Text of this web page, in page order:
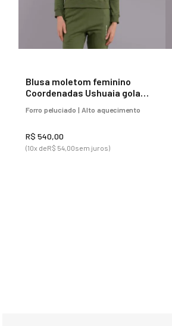
Blusa moletom feminino
Coordenadas Ushuaia gola
Forro peluciado | Alto aquecimento
R$ 540,00
(10x deR$ 54, 00sem juros)